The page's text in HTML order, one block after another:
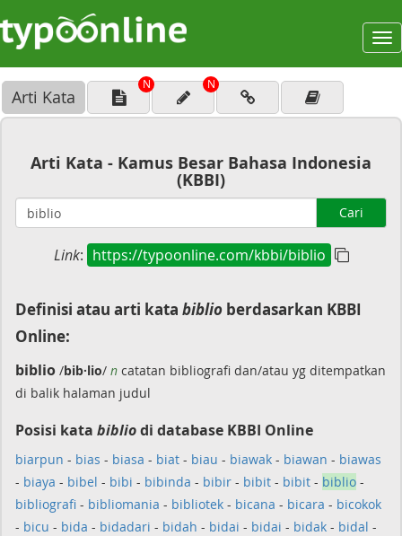
Arti Kata
N N
Arti Kata - Kamus Besar Bahasa Indonesia
(KBBI)
Cari
Link: https://typoonline.com/kbbi/biblio
Definisi atau arti kata biblio berdasarkan KBBI
Online:
biblio /bib·lio/ n catatan bibliografi dan/atau yg ditempatkan
di balik halaman judul
Posisi kata bibliodi database KBBI Online
biarpun - bias - biasa - biat - biau - biawak - biawan - biawas
- biaya - bibel - bibi - bibinda - bibir - bibit - bibit - biblio -
bibliografi - bibliomania - bibliotek - bicana - bicara - bicokok
- bicu - bida - bidadari - bidah - bidai - bidai - bidak - bidal -